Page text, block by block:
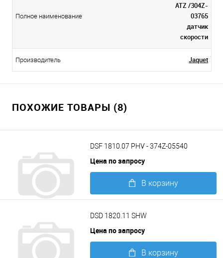
Полное наименование
ATZ /304Z-
03765
датчик
скорости
Производитель Jaquet
ПОХОЖИЕ ТОВАРЫ (8)
DSF 1810.07 PHV - 374Z-05540
Цена по запросу
В корзину
DSD 1820.11 SHW
Цена по запросу
В корзину